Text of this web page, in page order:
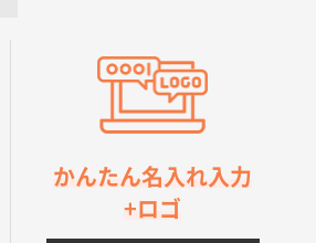
かんたん名入れ入力
+ロゴ